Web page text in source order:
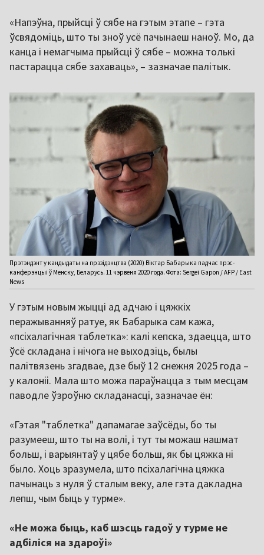
«Напэўна, прыйсці ў сябе на гэтым этапе – гэта
ўсвядоміць, што ты зноў усё пачынаеш наноў. Мо, да
канца і немагчыма прыйсці ў сябе – можна толькі
пастарацца сябе захаваць», – зазначае палітык.
Прэтэндэнт у кандыдаты на прэзідэнцтва (2020) Віктар Бабарыка падчас прэс-
канферэнцыі ў Менску, Беларусь. 11 чэрвеня 2020 года. Фота: Sergei Gapon / AFP / East
News
У гэтым новым жыцці ад адчаю і цяжкіх
перажыванняў ратуе, як Бабарыка сам кажа,
«псіхалагічная таблетка»: калі кепска, здаецца, што
ўсё складана і нічога не выходзіць, былы
палітвязень згадвае, дзе быў 12 снежня 2025 года –
у калоніі. Мала што можа параўнацца з тым месцам
паводле ўзроўню складанасці, зазначае ён:
«Гэтая "таблетка" дапамагае заўсёды, бо ты
разумееш, што ты на волі, і тут ты можаш нашмат
больш, і варыянтаў у цябе больш, як бы цяжка ні
было. Хоць зразумела, што псіхалагічна цяжка
пачынаць з нуля ў сталым веку, але гэта дакладна
лепш, чым быць у турме».
«Не можа быць, каб шэсць гадоў у турме не
адбіліся на здароўі»